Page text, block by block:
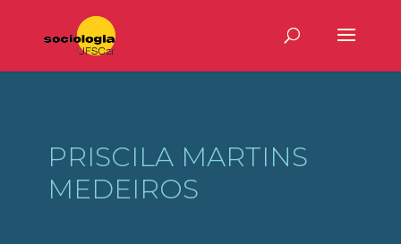
PRISCILA MARTINS
MEDEIROS